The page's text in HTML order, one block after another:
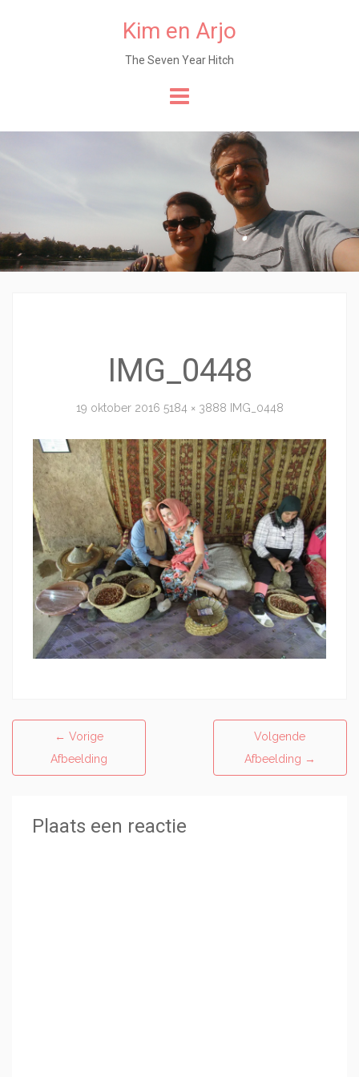
Kim en Arjo
The Seven Year Hitch
IMG_0448
19 oktober 2016 5184 × 3888 IMG_0448
← Vorige
Afbeelding
Volgende
Afbeelding →
Plaats een reactie